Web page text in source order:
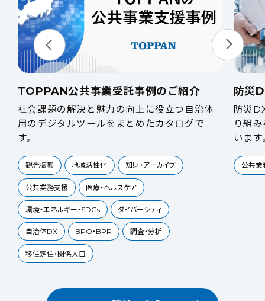
TOPPAN公共事業受託事例のご紹介
社会課題の解決と魅力の向上に役立つ自治体
用のデジタルツールをまとめたカタログで
す。
観光振興 地域活性化 知財・アーカイブ
公共業務支援 医療・ヘルスケア
環境・エネルギー・SDGs ダイバーシティ
自治体DX BPO・BPR 調査・分析
移住定住・関係人口
防災
防災
り組
います
公共業